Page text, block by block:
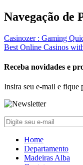
Navegação de
Casinozer : Gaming
Best Online Casinos
Receba novidades e
Insira seu e-mail e fique
Home
Departamento
Madeiras Alba